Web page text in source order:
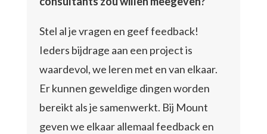
Stel al je vragen en geef feedback!
Ieders bijdrage aan een project is
waardevol, we leren met en van elkaar.
Er kunnen geweldige dingen worden
bereikt als je samenwerkt. Bij Mount
geven we elkaar allemaal feedback en